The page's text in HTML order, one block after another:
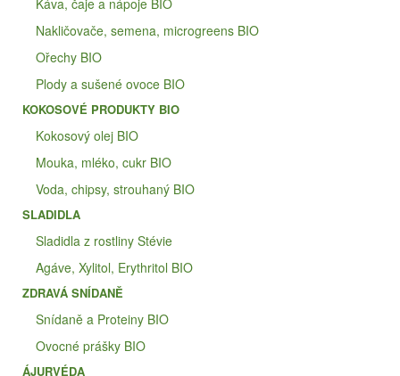
Káva, čaje a nápoje BIO
Nakličovače, semena, microgreens BIO
Ořechy BIO
Plody a sušené ovoce BIO
KOKOSOVÉ PRODUKTY BIO
Kokosový olej BIO
Mouka, mléko, cukr BIO
Voda, chipsy, strouhaný BIO
SLADIDLA
Sladidla z rostliny Stévie
Agáve, Xylitol, Erythritol BIO
ZDRAVÁ SNÍDANĚ
Snídaně a Proteiny BIO
Ovocné prášky BIO
ÁJURVÉDA